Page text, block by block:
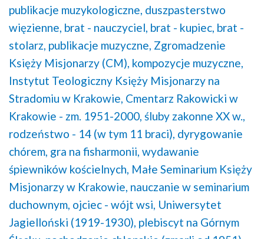
publikacje muzykologiczne, duszpasterstwo
więzienne, brat - nauczyciel, brat - kupiec, brat -
stolarz, publikacje muzyczne, Zgromadzenie
Księży Misjonarzy (CM), kompozycje muzyczne,
Instytut Teologiczny Księży Misjonarzy na
Stradomiu w Krakowie, Cmentarz Rakowicki w
Krakowie - zm. 1951-2000, śluby zakonne XX w.,
rodzeństwo - 14 (w tym 11 braci), dyrygowanie
chórem, gra na fisharmonii, wydawanie
śpiewników kościelnych, Małe Seminarium Księży
Misjonarzy w Krakowie, nauczanie w seminarium
duchownym, ojciec - wójt wsi, Uniwersytet
Jagielloński (1919-1930), plebiscyt na Górnym